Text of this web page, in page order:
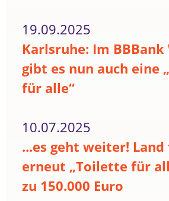
19.09.2025
Karlsruhe: Im
gibt es nun auch eine
für alle“
10.07.2025
...es geht weiter!
erneut „Toilette für
zu 150.000 Euro